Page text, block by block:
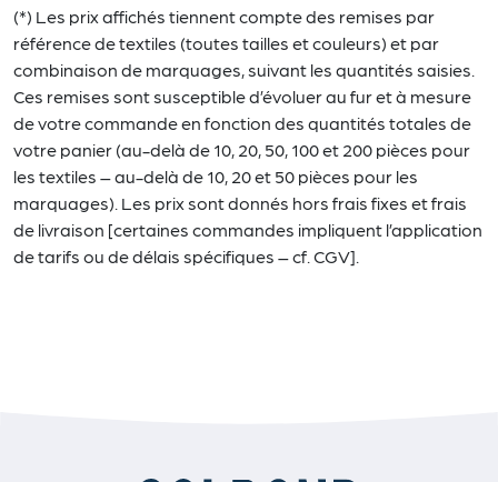
(*) Les prix affichés tiennent compte des remises par
référence de textiles (toutes tailles et couleurs) et par
combinaison de marquages, suivant les quantités saisies.
Ces remises sont susceptible d’évoluer au fur et à mesure
de votre commande en fonction des quantités totales de
votre panier (au-delà de 10, 20, 50, 100 et 200 pièces pour
les textiles – au-delà de 10, 20 et 50 pièces pour les
marquages). Les prix sont donnés hors frais fixes et frais
de livraison [certaines commandes impliquent l’application
de tarifs ou de délais spécifiques – cf. CGV].